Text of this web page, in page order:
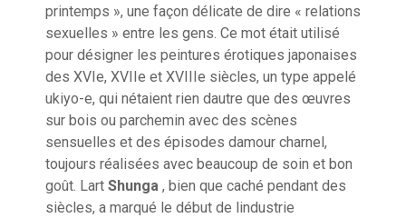
printemps », une façon délicate de dire « relations
sexuelles » entre les gens. Ce mot était utilisé
pour désigner les peintures érotiques japonaises
des XVIe, XVIIe et XVIIIe siècles, un type appelé
ukiyo-e, qui nétaient rien dautre que des œuvres
sur bois ou parchemin avec des scènes
sensuelles et des épisodes damour charnel,
toujours réalisées avec beaucoup de soin et bon
goût. Lart Shunga , bien que caché pendant des
siècles, a marqué le début de lindustrie